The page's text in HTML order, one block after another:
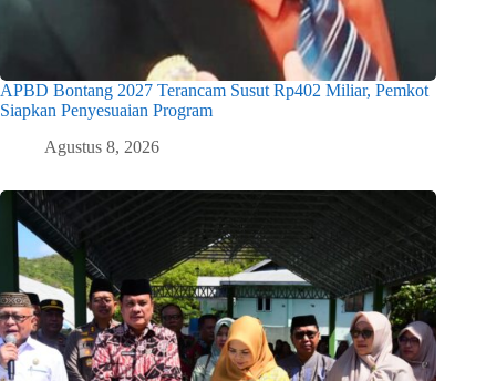
APBD Bontang 2027 Terancam Susut Rp402 Miliar, Pemkot
Siapkan Penyesuaian Program
Agustus 8, 2026